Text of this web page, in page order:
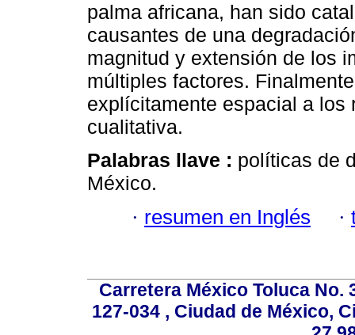
palma africana, han sido
causantes de una
magnitud y extensión de los
múltiples factores.
explícitamente espacial a
cualitativa.
Palabras llave : políticas de
México.
· resumen en Inglés ·
Carretera México Toluca No.
127-034 , Ciudad de México,